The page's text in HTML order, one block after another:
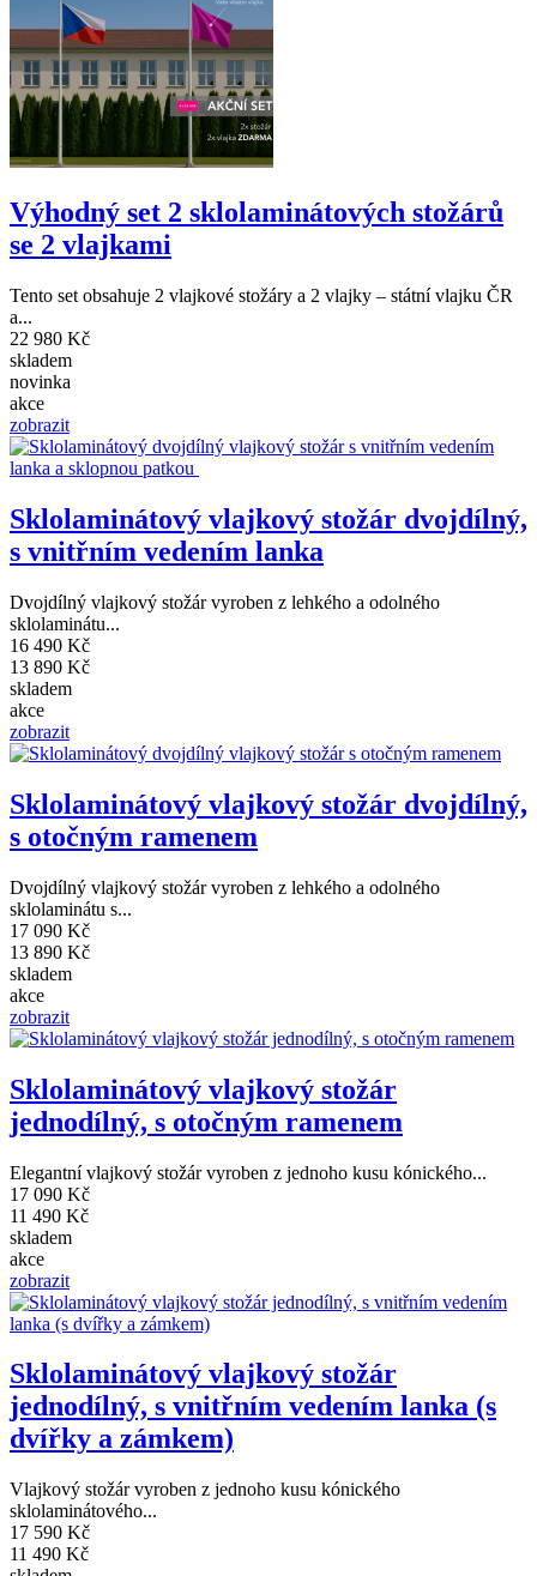
Výhodný set 2 sklolaminátových stožárů
se 2 vlajkami
Tento set obsahuje 2 vlajkové stožáry a 2 vlajky – státní vlajku ČR
a...
22 980 Kč
skladem
novinka
akce
zobrazit
Sklolaminátový vlajkový stožár dvojdílný,
s vnitřním vedením lanka
Dvojdílný vlajkový stožár vyroben z lehkého a odolného
sklolaminátu...
16 490 Kč
13 890 Kč
skladem
akce
zobrazit
Sklolaminátový vlajkový stožár dvojdílný,
s otočným ramenem
Dvojdílný vlajkový stožár vyroben z lehkého a odolného
sklolaminátu s...
17 090 Kč
13 890 Kč
skladem
akce
zobrazit
Sklolaminátový vlajkový stožár
jednodílný, s otočným ramenem
Elegantní vlajkový stožár vyroben z jednoho kusu kónického...
17 090 Kč
11 490 Kč
skladem
akce
zobrazit
Sklolaminátový vlajkový stožár
jednodílný, s vnitřním vedením lanka (s
dvířky a zámkem)
Vlajkový stožár vyroben z jednoho kusu kónického
sklolaminátového...
17 590 Kč
11 490 Kč